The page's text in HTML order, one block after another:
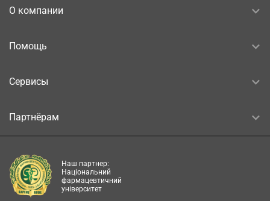
О компании
Помощь
Сервисы
Партнёрам
Наш партнер:
Національний
фармацевтичний
університет